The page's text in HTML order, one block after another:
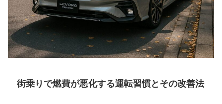
街乗りで燃費が悪化する運転習慣とその改善法